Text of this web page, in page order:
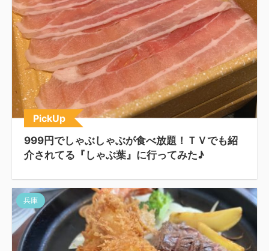
PickUp
999円でしゃぶしゃぶが食べ放題！ＴＶでも紹
介されてる『しゃぶ葉』に行ってみた♪
兵庫